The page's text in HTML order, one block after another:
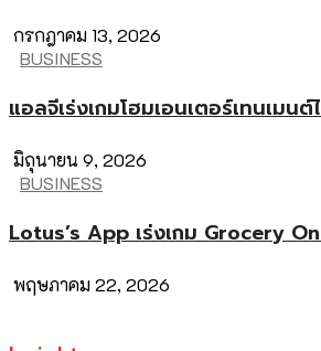
กรกฎาคม 13, 2026
BUSINESS
แอลจีเร่งเกมโฮมเอนเตอร์เทนเมน
มิถุนายน 9, 2026
BUSINESS
Lotus’s App เร่งเกม Grocery
พฤษภาคม 22, 2026